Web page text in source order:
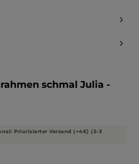
schmal Julia -
von 4.88 von 5 Sternen
Priorisierter Versand (+4€) (2-3